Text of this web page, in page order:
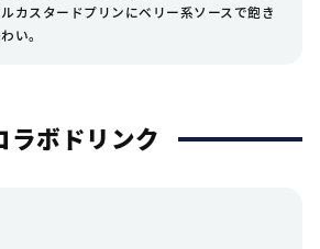
カスタードプリンにベリー系ソースで飽き
い。
ラボドリンク